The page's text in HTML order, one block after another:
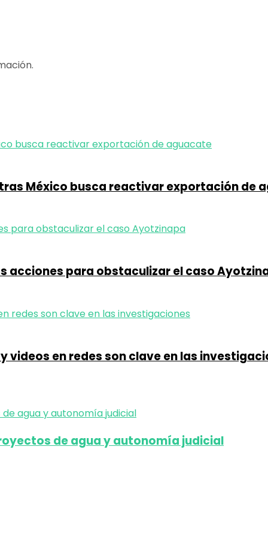
México busca reactivar exportación de
acciones para obstaculizar el caso
videos en redes son clave en las
de agua y autonomía judicial